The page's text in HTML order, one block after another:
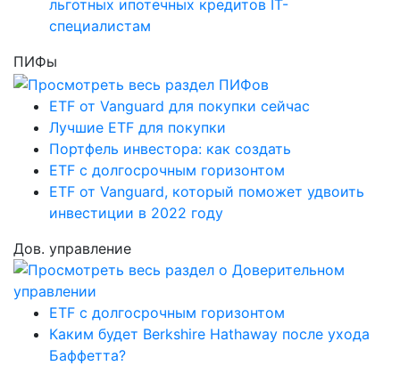
льготных ипотечных кредитов IT-
специалистам
ПИФы
ETF от Vanguard для покупки сейчас
Лучшие ETF для покупки
Портфель инвестора: как создать
ETF с долгосрочным горизонтом
ETF от Vanguard, который поможет удвоить
инвестиции в 2022 году
Дов. управление
ETF с долгосрочным горизонтом
Каким будет Berkshire Hathaway после ухода
Баффетта?